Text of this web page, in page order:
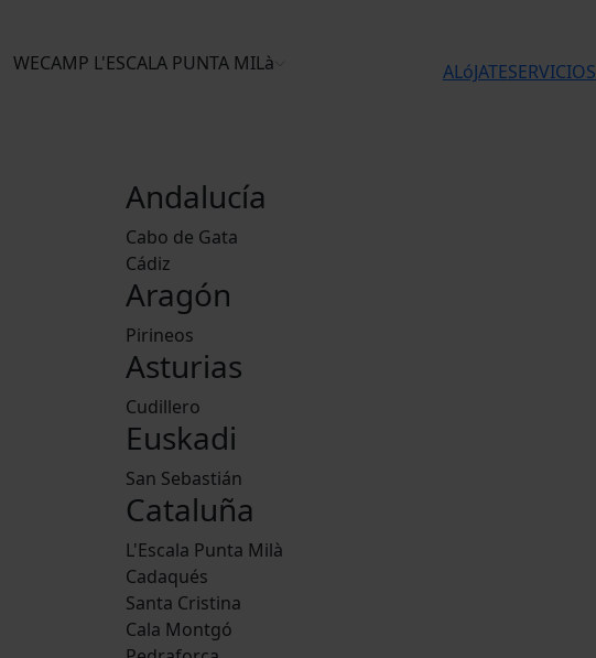
WECAMP L'ESCALA PUNTA MILà ALóJATESERVICIOS
Andalucía
Cabo de Gata
Cádiz
Aragón
Pirineos
Asturias
Cudillero
Euskadi
San Sebastián
Cataluña
L'Escala Punta Milà
Cadaqués
Santa Cristina
Cala Montgó